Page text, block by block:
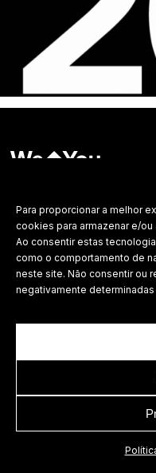
Para proporcionar a melhor
cookies para armazenar e/
Ao consentir estas
como o comportamento de
neste site. Não consentir ou
negativamente
©2026 Todos os direitos
Política de Privacidade